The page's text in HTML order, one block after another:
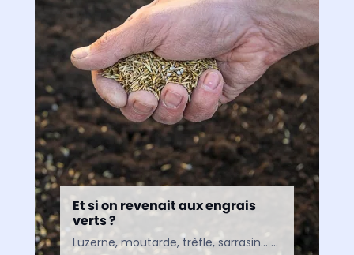
Et si on revenait aux engrais
verts ?
Luzerne, moutarde, trèfle, sarrasin… Amies du jardinier depuis des siècles, ces plantes surnommées « engrais verts » permettent de fertiliser naturellement le potager. Avant de lancer les semis, apprenons à les connaître…